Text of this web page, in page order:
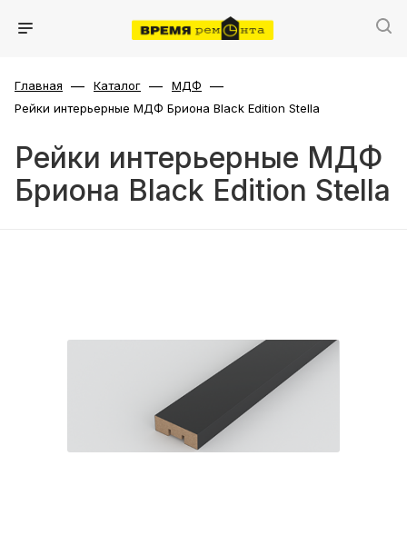
Главная — Каталог — МДФ —
Рейки интерьерные МДФ Бриона Black Edition Stella
Рейки интерьерные МДФ
Бриона Black Edition Stella